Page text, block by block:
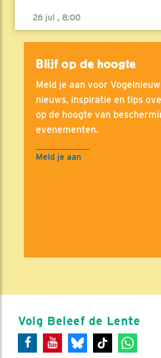
26 jul , 8:00
Blijf op de hoogte
Meld je aan voor
nieuws, inspiratie en tips
op de hoogte van
evenementen.
Meld je aan
Volg Beleef de Lente